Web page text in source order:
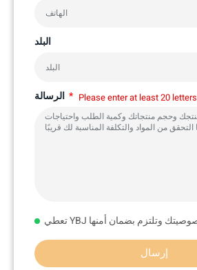
البلد
Please enter at least 20 letters
إرسال